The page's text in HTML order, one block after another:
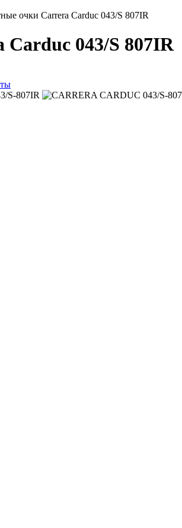
очки Carrera Carduc 043/S 807IR
043/S 807IR